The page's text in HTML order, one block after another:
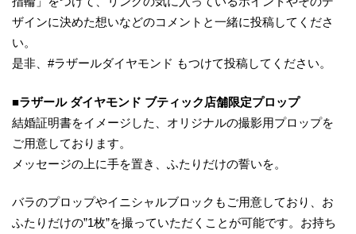
ザインに決めた想いなどのコメントと一緒に投稿してくださ
い。
是非、#ラザールダイヤモンド もつけて投稿してください。
■ラザール ダイヤモンド ブティック店舗限定プロップ
結婚証明書をイメージした、オリジナルの撮影用プロップを
ご用意しております。
メッセージの上に手を置き、ふたりだけの誓いを。
バラのプロップやイニシャルブロックもご用意しており、お
ふたりだけの”1枚”を撮っていただくことが可能です。お持ち